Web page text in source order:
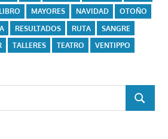
LIBRO MAYORES NAVIDAD
OTOÑO
RESULTADOS RUTA
SANGRE
TALLERES TEATRO
VENTIPPO
BUSCAR